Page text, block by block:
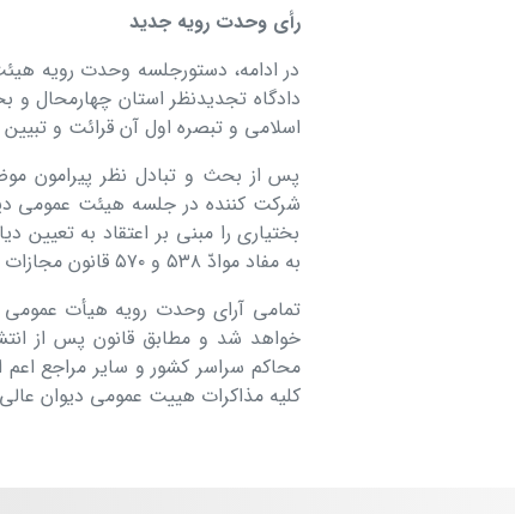
رأی وحدت رویه جدید
در ادامه، دستورجلسه وحدت رویه
اسلامی و تبصره اول آن قرائت و
پس از بحث و تبادل نظر پیرامون
شرکت کننده در جلسه هیئت عمومی
بختیاری را مبنی بر اعتقاد به
به مفاد موادّ ۵۳۸ و ۵۷۰ قانون مجازات اسلامی تأیید کردند.
تمامی آرای وحدت رویه هیأت عمومی
خواهد شد و مطابق قانون پس از
محاکم سراسر کشور و سایر مراجع اعم
کلیه مذاکرات هییت عمومی دیوان